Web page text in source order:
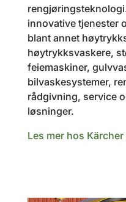
innovative tjenester
blant annet
høytrykksvaskere,
feiemaskiner,
bilvaskesystemer,
rådgivning, service
løsninger.
Les mer hos